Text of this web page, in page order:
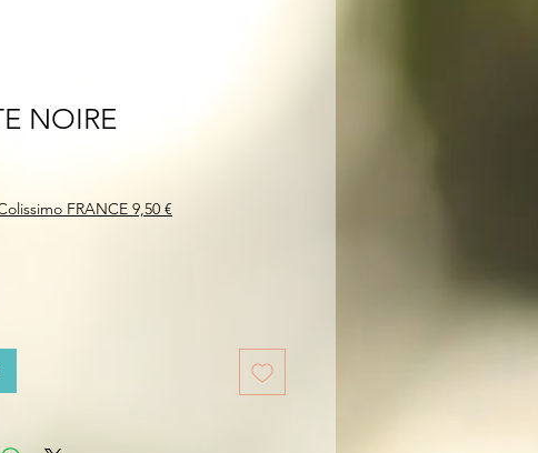
NOIRE
FRANCE 9,50 €